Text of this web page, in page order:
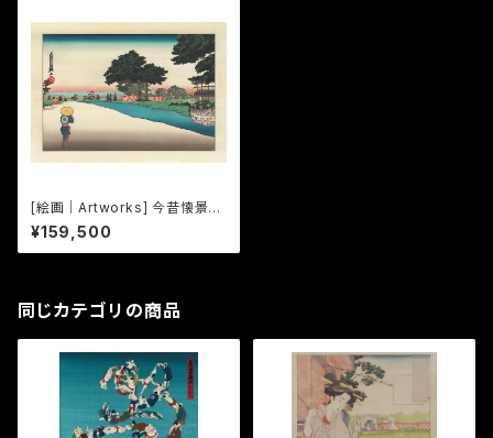
[絵画｜Artworks] 今昔懐景う
しろすがた -水無月-
¥159,500
同じカテゴリの商品